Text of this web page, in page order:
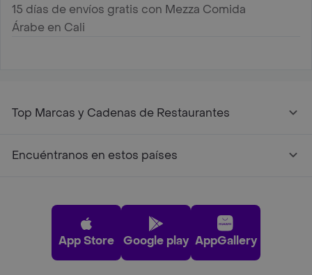
15 días de envíos gratis con Mezza Comida
Árabe en Cali
Top Marcas y Cadenas de Restaurantes
Encuéntranos en estos países
App Store Google play AppGallery